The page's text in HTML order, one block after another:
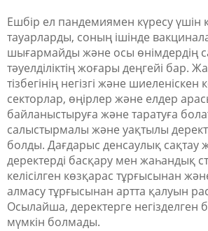
Ешбір ел пандемиямен күресу үшін
тауарларды, соның ішінде
шығармайды және осы өнімдердің
тәуелділіктің жоғары деңгейі бар.
тізбегінің негізгі және шиеленіскен
секторлар, өңірлер және елдер
байланыстыруға және таратуға
салыстырмалы және уақтылы
болды. Дағдарыс денсаулық сақтау
деректерді басқару мен жаһандық
келісілген көзқарас тұрғысынан
алмасу тұрғысынан артта қалуын
Осылайша, деректерге негізделген
мүмкін болмады.